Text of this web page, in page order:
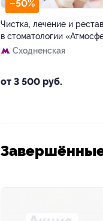
–50%
Чистка, лечение и
в стоматологии
Сходненская
от 3 500 руб.